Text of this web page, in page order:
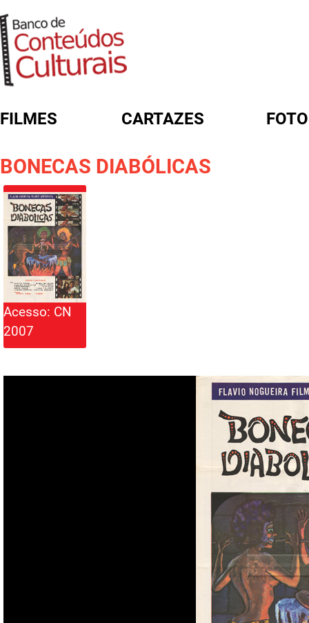
FILMES CARTAZES
BONECAS DIABÓLICAS
Acesso: CN
2007
FORMULÁRIO DE BUSCA